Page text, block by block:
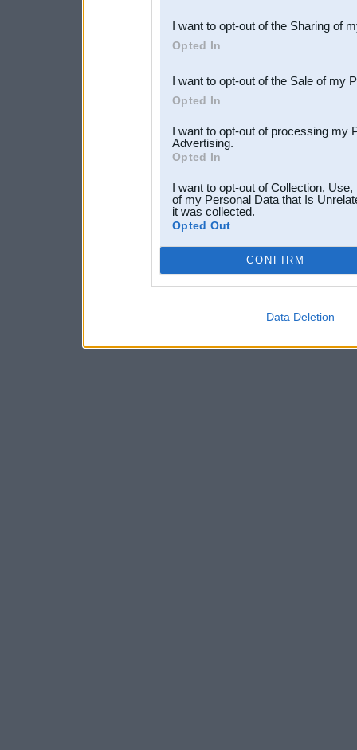
Downstream Participants
third parties.
I want to opt-out of the Sharing of
Opted In
I want to opt-out of the Sale of my
Opted In
I want to opt-out of processing my
Advertising.
Opted In
I want to opt-out of Collection,
of my Personal Data that Is
it was collected.
Opted Out
CONFIRM
Data Deletion